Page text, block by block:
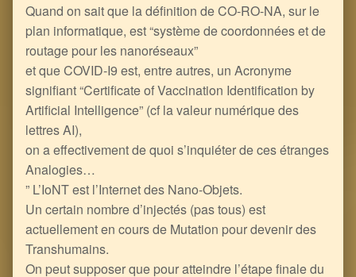
Quand on sait que la définition de CO-RO-NA, sur le
plan informatique, est “système de coordonnées et de
routage pour les nanoréseaux”
et que COVID-I9 est, entre autres, un Acronyme
signifiant “Certificate of Vaccination Identification by
Artificial Intelligence”​ (cf la valeur numérique des
lettres AI),
on a effectivement de quoi s’inquiéter de ces étranges
Analogies…
” L’IoNT est l’Internet des Nano-Objets.
Un certain nombre d’injectés (pas tous) est
actuellement en cours de Mutation pour devenir des
Transhumains.
On peut supposer que pour atteindre l’étape finale du